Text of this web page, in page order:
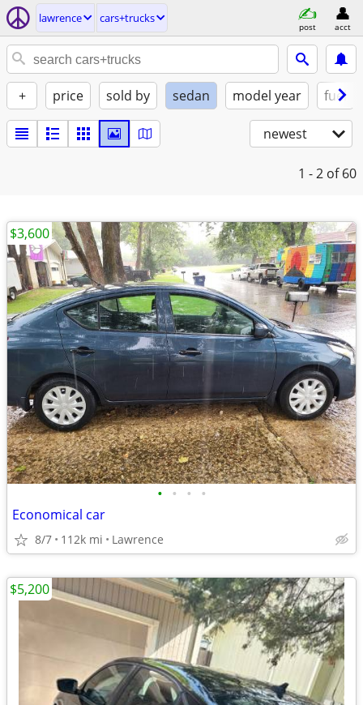
lawrence cars+trucks
post acct
+ price sold by sedan model year fuel
newest
1 - 2 of 60
• • • •
Economical car
8/7 112k mi Lawrence
$3,600
$5,200